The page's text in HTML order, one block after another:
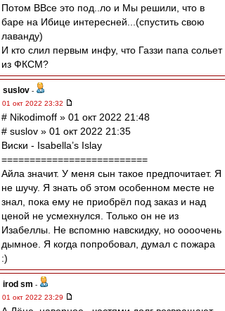
Потом ВВсе это под..ло и Мы решили, что в
баре на Ибице интересней...(спустить свою
лаванду)
И кто слил первым инфу, что Газзи папа сольет
из ФКСМ?
suslov -
01 окт 2022 23:32
# Nikodimoff » 01 окт 2022 21:48
# suslov » 01 окт 2022 21:35
Виски - Isabella’s Islay
==========================
Айла значит. У меня сын такое предпочитает. Я
не шучу. Я знать об этом особенном месте не
знал, пока ему не приобрёл под заказ и над
ценой не усмехнулся. Только он не из
Изабеллы. Не вспомню навскидку, но оооочень
дымное. Я когда попробовал, думал с пожара
:)
irod sm -
01 окт 2022 23:29